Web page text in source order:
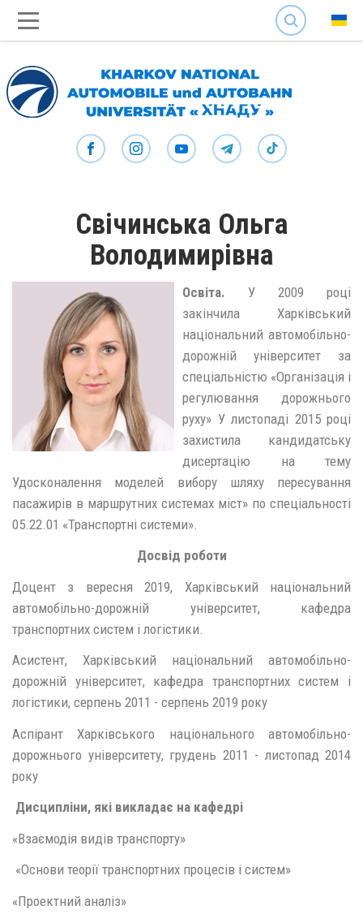
SEARCH
Свічинська Ольга
Володимирівна
Освіта. У 2009 році
закінчила Харківський
національний автомобільно-
дорожній університет за
спеціальністю «Організація і
регулювання дорожнього
руху» У листопаді 2015 році
захистила кандидатську
дисертацію на тему
Удосконалення моделей вибору шляху пересування
пасажирів в маршрутних системах міст» по спеціальності
05.22.01 «Транспортні системи».
Досвід роботи
Доцент з вересня 2019, Харківський національний
автомобільно-дорожній університет, кафедра
транспортних систем і логістики.
Асистент, Харківський національний автомобільно-
дорожній університет, кафедра транспортних систем і
логістики, серпень 2011 - серпень 2019 року
Аспірант Харківського національного автомобільно-
дорожнього університету, грудень 2011 - листопад 2014
року
Дисципліни, які викладає на кафедрі
«Взаємодія видів транспорту»
«Основи теорії транспортних процесів і систем»
«Проектний аналіз»